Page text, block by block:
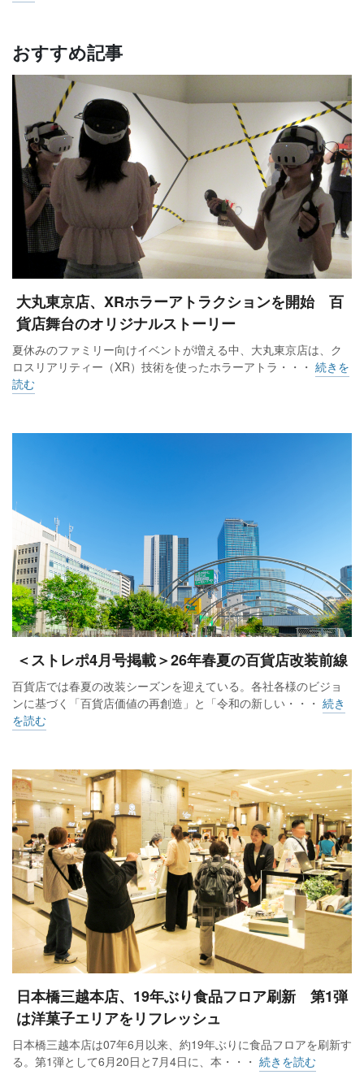
おすすめ記事
大丸東京店、XRホラーアトラクションを開始 百
貨店舞台のオリジナルストーリー
夏休みのファミリー向けイベントが増える中、大丸東京店は、ク
ロスリアリティー（XR）技術を使ったホラーアトラ・・・ 続きを
読む
＜ストレポ4月号掲載＞26年春夏の百貨店改装前線
百貨店では春夏の改装シーズンを迎えている。各社各様のビジョ
ンに基づく「百貨店価値の再創造」と「令和の新しい・・・ 続き
を読む
日本橋三越本店、19年ぶり食品フロア刷新 第1弾
は洋菓子エリアをリフレッシュ
日本橋三越本店は07年6月以来、約19年ぶりに食品フロアを刷新す
る。第1弾として6月20日と7月4日に、本・・・ 続きを読む